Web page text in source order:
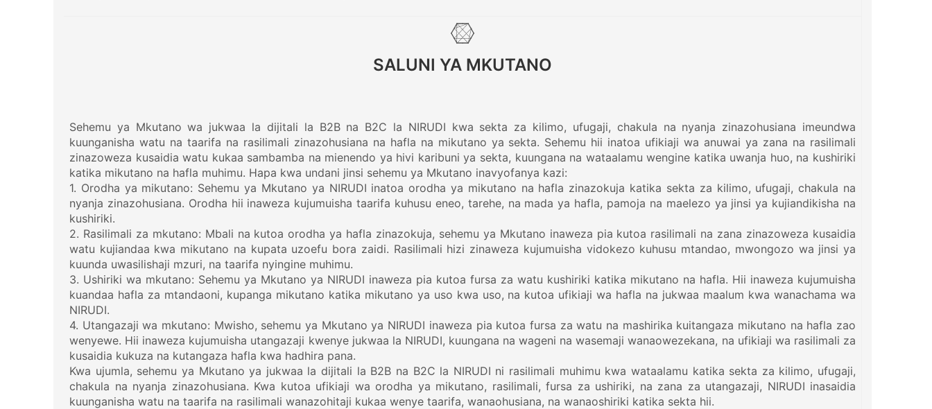
SALUNI YA MKUTANO
Sehemu ya Mkutano wa jukwaa la dijitali la B2B na B2C la NIRUDI kwa sekta za kilimo, ufugaji, chakula na nyanja zinazohusiana imeundwa
kuunganisha watu na taarifa na rasilimali zinazohusiana na hafla na mikutano ya sekta. Sehemu hii inatoa ufikiaji wa anuwai ya zana na rasilimali
zinazoweza kusaidia watu kukaa sambamba na mienendo ya hivi karibuni ya sekta, kuungana na wataalamu wengine katika uwanja huo, na kushiriki
katika mikutano na hafla muhimu. Hapa kwa undani jinsi sehemu ya Mkutano inavyofanya kazi:
1. Orodha ya mikutano: Sehemu ya Mkutano ya NIRUDI inatoa orodha ya mikutano na hafla zinazokuja katika sekta za kilimo, ufugaji, chakula na
nyanja zinazohusiana. Orodha hii inaweza kujumuisha taarifa kuhusu eneo, tarehe, na mada ya hafla, pamoja na maelezo ya jinsi ya kujiandikisha na
kushiriki.
2. Rasilimali za mkutano: Mbali na kutoa orodha ya hafla zinazokuja, sehemu ya Mkutano inaweza pia kutoa rasilimali na zana zinazoweza kusaidia
watu kujiandaa kwa mikutano na kupata uzoefu bora zaidi. Rasilimali hizi zinaweza kujumuisha vidokezo kuhusu mtandao, mwongozo wa jinsi ya
kuunda uwasilishaji mzuri, na taarifa nyingine muhimu.
3. Ushiriki wa mkutano: Sehemu ya Mkutano ya NIRUDI inaweza pia kutoa fursa za watu kushiriki katika mikutano na hafla. Hii inaweza kujumuisha
kuandaa hafla za mtandaoni, kupanga mikutano katika mikutano ya uso kwa uso, na kutoa ufikiaji wa hafla na jukwaa maalum kwa wanachama wa
NIRUDI.
4. Utangazaji wa mkutano: Mwisho, sehemu ya Mkutano ya NIRUDI inaweza pia kutoa fursa za watu na mashirika kuitangaza mikutano na hafla zao
wenyewe. Hii inaweza kujumuisha utangazaji kwenye jukwaa la NIRUDI, kuungana na wageni na wasemaji wanaowezekana, na ufikiaji wa rasilimali za
kusaidia kukuza na kutangaza hafla kwa hadhira pana.
Kwa ujumla, sehemu ya Mkutano ya jukwaa la dijitali la B2B na B2C la NIRUDI ni rasilimali muhimu kwa wataalamu katika sekta za kilimo, ufugaji,
chakula na nyanja zinazohusiana. Kwa kutoa ufikiaji wa orodha ya mikutano, rasilimali, fursa za ushiriki, na zana za utangazaji, NIRUDI inasaidia
kuunganisha watu na taarifa na rasilimali wanazohitaji kukaa wenye taarifa, wanaohusiana, na wanaoshiriki katika sekta hii.